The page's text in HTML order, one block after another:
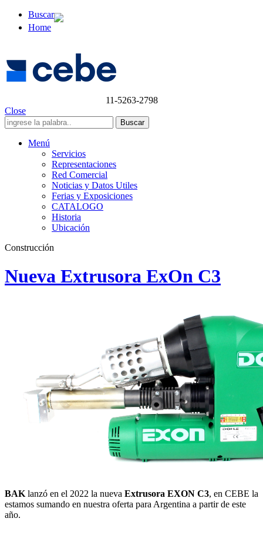
Buscar
Home
11-5263-2798
Close
Menú
Servicios
Representaciones
Red Comercial
Noticias y Datos Utiles
Ferias y Exposiciones
CATALOGO
Historia
Ubicación
Construcción
Nueva Extrusora ExOn C3
BAK lanzó en el 2022 la nueva Extrusora EXON C3, en CEBE la
estamos sumando en nuestra oferta para Argentina a partir de este
año.